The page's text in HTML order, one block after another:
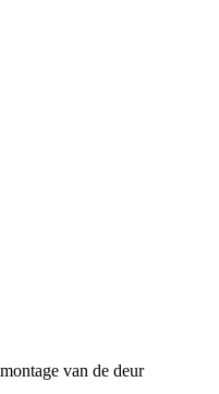
van de deur